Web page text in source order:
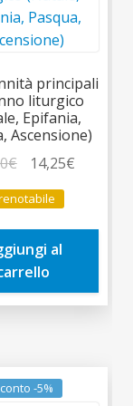
principali
liturgico
Epifania,
Ascensione)
€
prezzo
originale
era:
15,00€.
14,25€Il
è:
al
-5%